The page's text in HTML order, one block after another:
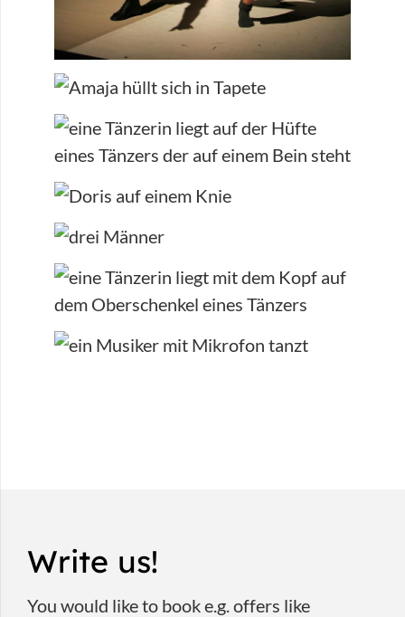
Write us!
You would like to book e.g. offers like